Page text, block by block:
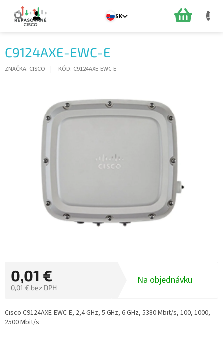
obsah
SK
C9124AXE-EWC-E
ZNAČKA: CISCO KÓD: C9124AXE-EWC-E
0,01 €
0,01 € bez DPH
cena:
Na objednávku
Cisco C9124AXE-EWC-E, 2,4 GHz, 5 GHz, 6 GHz, 5380 Mbit/s, 100, 1000,
2500 Mbit/s